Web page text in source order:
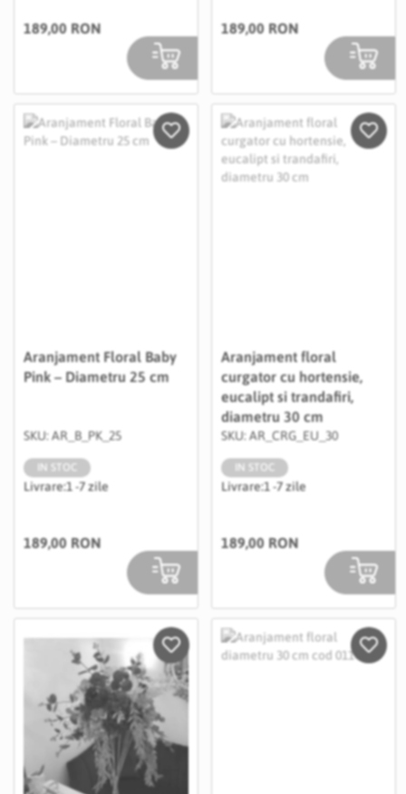
189,00 RON 189,00 RON
Aranjament Floral Baby
Pink – Diametru 25 cm
SKU: AR_B_PK_25
IN STOC
Livrare:1 -7 zile
189,00 RON
Salveaza in Wishlist
Aranjament floral
curgator cu hortensie,
eucalipt si trandafiri,
diametru 30 cm
SKU: AR_CRG_EU_30
IN STOC
Livrare:1 -7 zile
189,00 RON
Salveaza in Wishlist